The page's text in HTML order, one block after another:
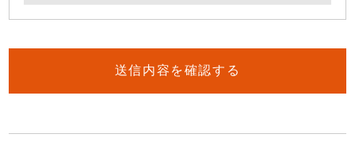
送信内容を確認する